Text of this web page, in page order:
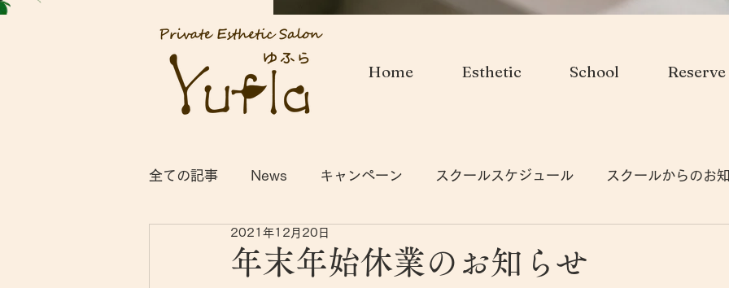
Home Esthetic School Reserve
全ての記事 News キャンペーン スクールスケジュール スクールからのお
年末年始休業のお知らせ
2021年12月20日